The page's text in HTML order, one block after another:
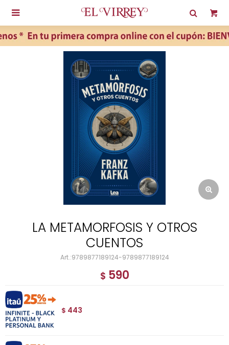

LA METAMORFOSIS Y OTROS
CUENTOS
9789877189124-9789877189124
$ 590
$ 443